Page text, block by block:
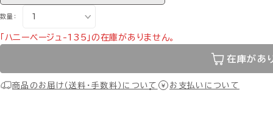
数量：
「ハニーベージュ-135」の在庫がありません。
在庫があ
商品のお届け（送料・手数料）について お支払いについて